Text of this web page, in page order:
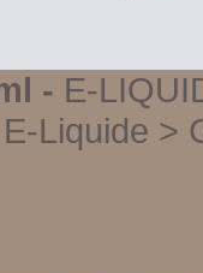
- E-
E-Liquide >